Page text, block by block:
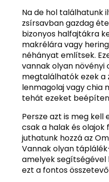
Na de hol találhatunk
zsírsavban gazdag
bizonyos halfajtákra
makrélára vagy
néhányat említsek.
vannak olyan növényi
megtalálhatók ezek a
lenmagolaj vagy chia
tehát ezeket
Persze azt is meg
csak a halak és
juthatunk hozzá az
Vannak olyan
amelyek
ezt a fontos